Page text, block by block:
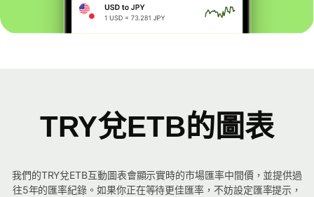
TRY兌ETB的圖表
我們的TRY兌ETB互動圖表會顯示實時的市場匯率中間價，並提供過
往5年的匯率紀錄。如果你正在等待更佳匯率，不妨設定匯率提示，